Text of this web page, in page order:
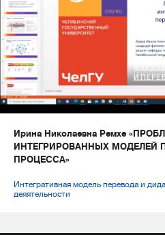
Ирина Николаевна Ремхе
ИНТЕГРИРОВАННЫХ МОДЕЛЕЙ
ПРОЦЕССА»
Интегративная модель перевода и
деяятельности